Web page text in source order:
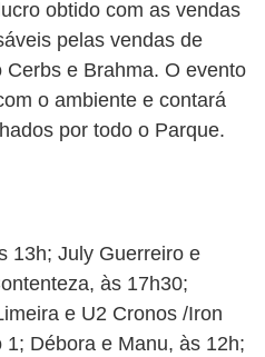
obtido com as vendas
pelas vendas de
e Brahma. O evento
o ambiente e contará
por todo o Parque.
13h; July Guerreiro e
às 17h30;
e U2 Cronos /Iron
Débora e Manu, às 12h;